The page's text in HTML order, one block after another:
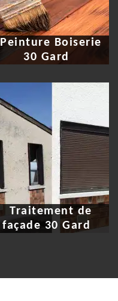
Peinture Boiserie
30 Gard
Traitement de
façade 30 Gard